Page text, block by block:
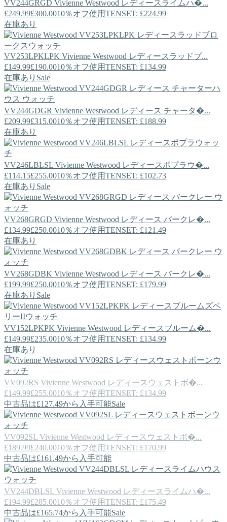
VV244GRGD Vivienne Westwood レディースライムハ�...
£249.99£300.0010％オフ使用TENSET: £224.99
在庫あり
VV253LPKLPK Vivienne Westwood レディースラッドブ...
£149.99£190.0010％オフ使用TENSET: £134.99
在庫あり Sale
VV244GDGR Vivienne Westwood レディース チャータ�...
£209.99£315.0010％オフ使用TENSET: £188.99
在庫あり
VV246LBLSL Vivienne Westwood レディースポプラウ�...
£114.15£255.0010％オフ使用TENSET: £102.73
在庫あり Sale
VV268GRGD Vivienne Westwood レディース バークレ�...
£134.99£250.0010％オフ使用TENSET: £121.49
在庫あり
VV268GDBK Vivienne Westwood レディース バークレ�...
£199.99£250.0010％オフ使用TENSET: £179.99
在庫あり Sale
VV152LPKPK Vivienne Westwood レディースブルーム�...
£149.99£235.0010％オフ使用TENSET: £134.99
在庫あり
VV092RS Vivienne Westwood レディースウェストボ�...
£149.99£255.0010％オフ使用TENSET: £134.99
中古品は£127.49から入手可能Sale
VV092SL Vivienne Westwood レディースウェストボ�...
£189.99£240.0010％オフ使用TENSET: £170.99
中古品は£161.49から入手可能
VV244DBLSL Vivienne Westwood レディースライムハ�...
£194.99£285.0010％オフ使用TENSET: £175.49
中古品は£165.74から入手可能Sale